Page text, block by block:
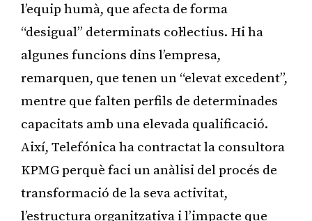
l’equip humà, que afecta de forma
“desigual” determinats col·lectius. Hi ha
algunes funcions dins l’empresa,
remarquen, que tenen un “elevat excedent”,
mentre que falten perfils de determinades
capacitats amb una elevada qualificació.
Així, Telefónica ha contractat la consultora
KPMG perquè faci un anàlisi del procés de
transformació de la seva activitat,
l’estructura organitzativa i l’impacte que